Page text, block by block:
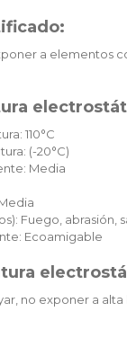
a elementos
110°C
(-20°C)
Media
Fuego, abrasión,
Ecoamigable
no exponer a